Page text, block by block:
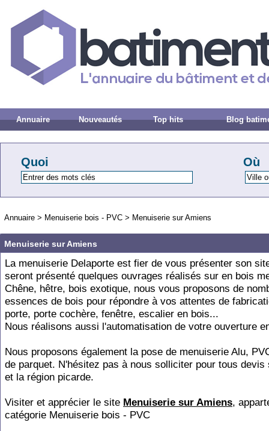
Annuaire Nouveautés Top hits Blog
Quoi Où
Annuaire > Menuiserie bois - PVC > Menuiserie sur Amiens
Menuiserie sur Amiens
La menuiserie Delaporte est fier de vous présenter son
seront présenté quelques ouvrages réalisés sur en bois
Chêne, hêtre, bois exotique, nous vous proposons de
essences de bois pour répondre à vos attentes de
porte, porte cochère, fenêtre, escalier en bois...
Nous réalisons aussi l'automatisation de votre ouverture
Nous proposons également la pose de menuiserie Alu,
de parquet. N'hésitez pas à nous solliciter pour tous devis
et la région picarde.
Visiter et apprécier le site Menuiserie sur Amiens,
catégorie Menuiserie bois - PVC